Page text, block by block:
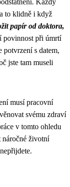
Každý
to klidně i když
papír od doktora,
povinnost při úmrtí
potvrzení s datem,
jste tam museli
musí pracovní
svému zdraví
v tomto ohledu
náročné životní